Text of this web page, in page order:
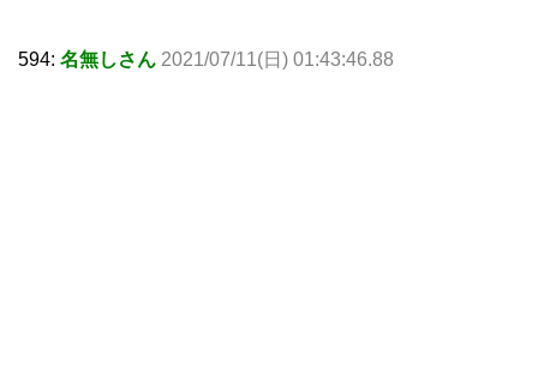
594: 名無しさん 2021/07/11(日) 01:43:46.88